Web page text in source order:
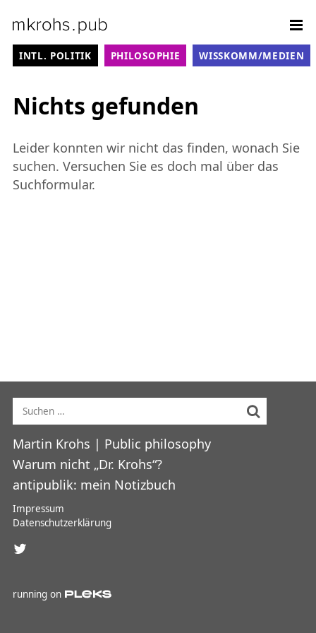
KATEGORIE-MENÜ
INTL. POLITIK PHILOSOPHIE WISSKOMM/MEDIEN
Nichts gefunden
Leider konnten wir nicht das finden, wonach Sie
suchen. Versuchen Sie es doch mal über das
Suchformular.
Hauptmenü
Martin Krohs | Public philosophy
Warum nicht „Dr. Krohs“?
antipublik: mein Notizbuch
Impressum
Datenschutzerklärung
running on